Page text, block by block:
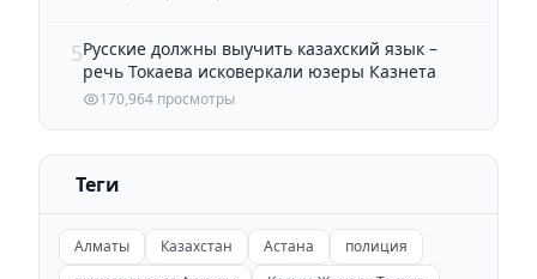
5Русские должны выучить казахский язык –
речь Токаева исковеркали юзеры Казнета
170,964 просмотры
Теги
Алматы Казахстан Астана
полиция